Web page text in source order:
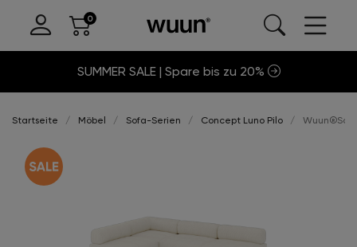
SUMMER SALE | Spare bis zu 20%
Startseite Möbel Sofa-Serien Concept Luno Pilo